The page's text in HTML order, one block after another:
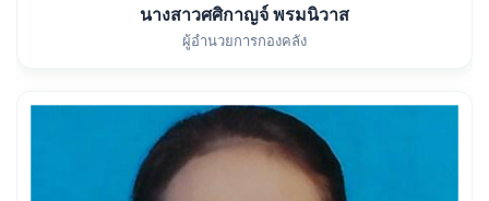
นางสาวศศิกาญจ์ พรมนิวาส
ผู้อำนวยการกองคลัง